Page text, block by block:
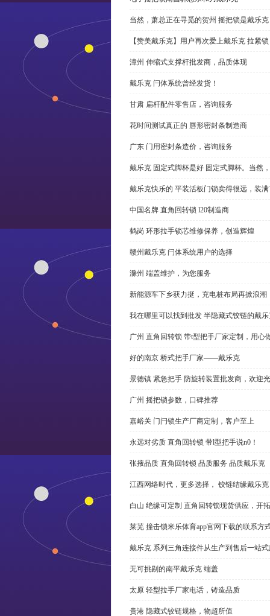
当然，萧总正在寻觅的贺州 摇把锁是戴乐克
【赞美戴乐克】用户再次爱上戴乐克 拉紧锁
漳州 伸缩式支撑杆批发商，品质体现
戴乐克 闩体系统曾经发货！
甘肃 扁杆配件零售店，咨询服务
花时间测试真正的 唇形密封条制造商
广东 门用密封条造价，咨询服务
戴乐克 固定式脚杯是好 固定式脚杯。当然
戴乐克快乐的 平装活板门锁卖得很远，装
中国名牌 直角回转锁 l20制造商
鹤岗 环形拉手锁芯维修保养，创造辉煌
赣州戴乐克 闩体系统用户的选择
滁州 端盖维护，为您服务
新能源车下乡获力挺，充电桩布局再掀浪潮
我在哪里可以找到批发 半隐藏式铰链的戴
广州 直角回转锁 带t型把手厂家定制，用心
好的南京 桥式把手厂家——戴乐克
景德镇 紧急把手 防旋转装置批发商，欢迎
广州 摇把锁参数，口碑推荐
嘉峪关 门闩锁生产厂商定制，客户至上
永远对劣质 直角回转锁 带l型把手说n0！
张掖品质 直角回转锁 品质服务 品质戴乐克
江西网络时代，更多选择， 铰链结缘戴乐克
白山 绝缘可定制 直角回转锁现货供应，开
莱芜 撞击锁米乐体育app官网下载的联系方
戴乐克 系列三角连接件从生产到售后一站
无可挑剔的南平戴乐克 端盖
太原 轻型拉手厂家电话，铸造品质
贵港 隐藏式铰链规格，物超所值